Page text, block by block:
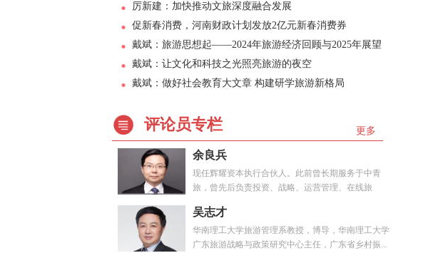
厉新建：加快推动文旅深度融合发展
促新春消费，河南财政计划发放2亿元新春消费券
戴斌：旅游思想起——2024年旅游经济回顾与2025年展望
戴斌：让文化和科技之光照亮旅游的夜空
戴斌：做好社会教育大文章 构建研学旅游新格局
更多
评论员专栏
余良兵
现任辉耀资本执行合伙人。此前曾长期服务于中青
旅，曾先后负责投资、战略、运营管理、在线旅
吴志才
华南理工大学旅游管理系教授，博导，华南理工大学
广东旅游战略与政策研究中心主任，广东省乡村振...